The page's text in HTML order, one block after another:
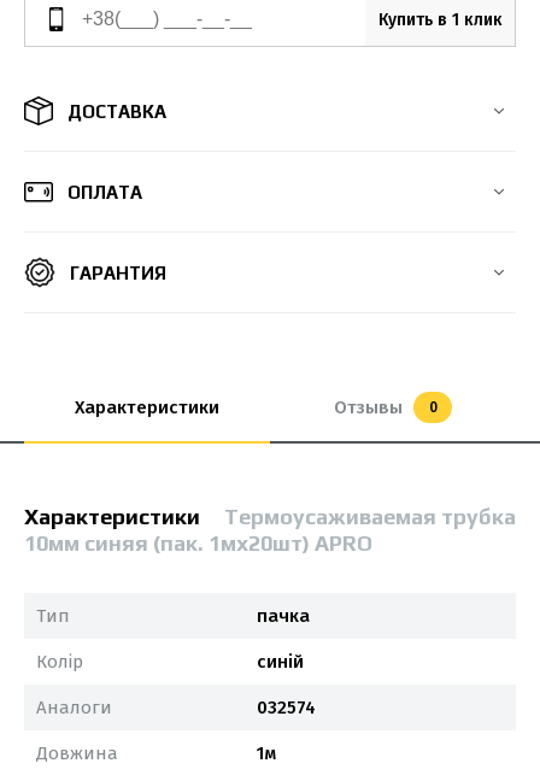
Купить в 1 клик
ДОСТАВКА
ОПЛАТА
ГАРАНТИЯ
Характеристики Отзывы 0
Характеристики
Термоусаживаемая трубка
10мм синяя (пак. 1мx20шт) APRO
Тип пачка
Колір синій
Аналоги 032574
Довжина 1м